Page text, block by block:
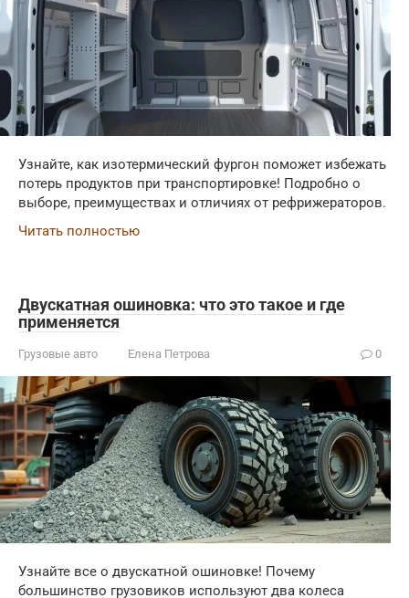
Узнайте, как изотермический фургон поможет избежать
потерь продуктов при транспортировке! Подробно о
выборе, преимуществах и отличиях от рефрижераторов.
Читать полностью
Двускатная ошиновка: что это такое и где
применяется
Грузовые авто Елена Петрова 0
Узнайте все о двускатной ошиновке! Почему
большинство грузовиков используют два колеса